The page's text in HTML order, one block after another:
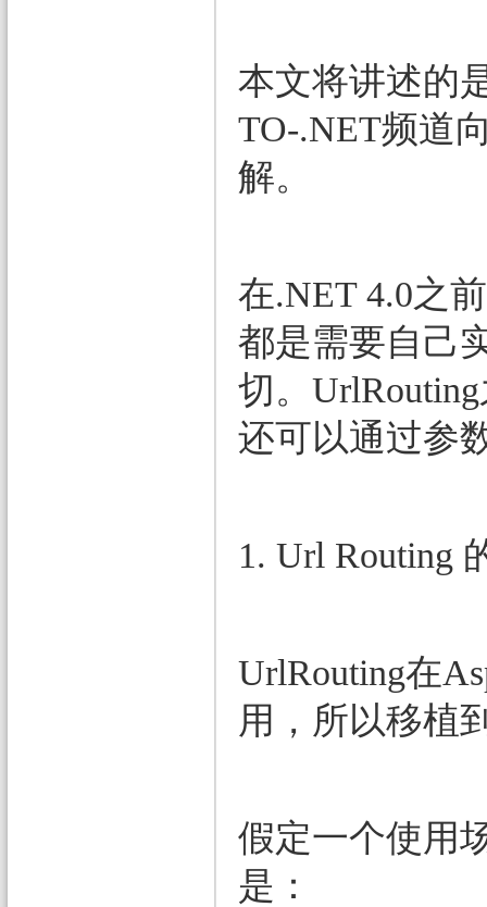
本文将讲述的
TO-.NET频道
解。
在.NET 4.0之
都是需要自己
切。
还可以通过参
1. Url Routing
UrlRouting在
用，所以移植
假定一个使用
是：